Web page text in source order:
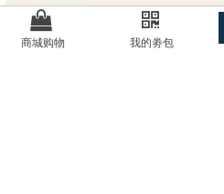
商城购物 我的劵包